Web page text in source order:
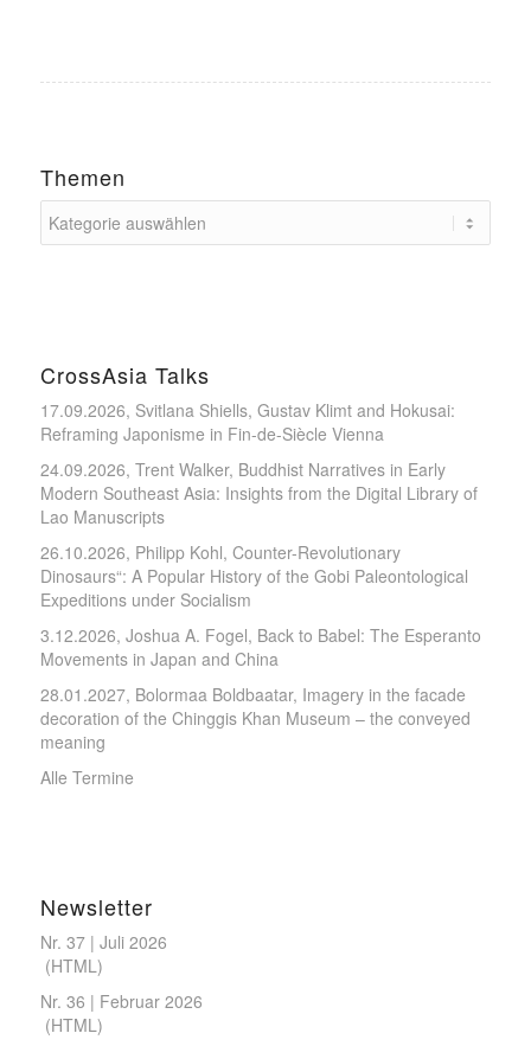
Themen
CrossAsia Talks
17.09.2026, Svitlana Shiells, Gustav Klimt and Hokusai:
Reframing Japonisme in Fin-de-Siècle Vienna
24.09.2026, Trent Walker, Buddhist Narratives in Early
Modern Southeast Asia: Insights from the Digital Library of
Lao Manuscripts
26.10.2026, Philipp Kohl, Counter-Revolutionary
Dinosaurs“: A Popular History of the Gobi Paleontological
Expeditions under Socialism
3.12.2026, Joshua A. Fogel, Back to Babel: The Esperanto
Movements in Japan and China
28.01.2027, Bolormaa Boldbaatar, Imagery in the facade
decoration of the Chinggis Khan Museum – the conveyed
meaning
Alle Termine
Newsletter
Nr. 37 | Juli 2026
(HTML )
Nr. 36 | Februar 2026
(HTML )